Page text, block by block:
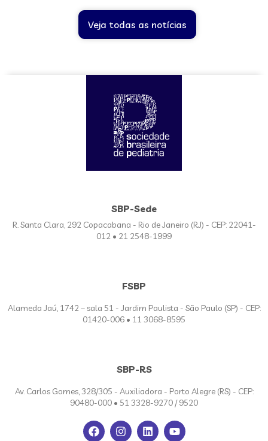
Veja todas as notícias
SBP-Sede
R. Santa Clara, 292 Copacabana - Rio de Janeiro (RJ) - CEP: 22041-
012 • 21 2548-1999
FSBP
Alameda Jaú, 1742 – sala 51 - Jardim Paulista - São Paulo (SP) - CEP:
01420-006 • 11 3068-8595
SBP-RS
Av. Carlos Gomes, 328/305 - Auxiliadora - Porto Alegre (RS) - CEP:
90480-000 • 51 3328-9270 / 9520